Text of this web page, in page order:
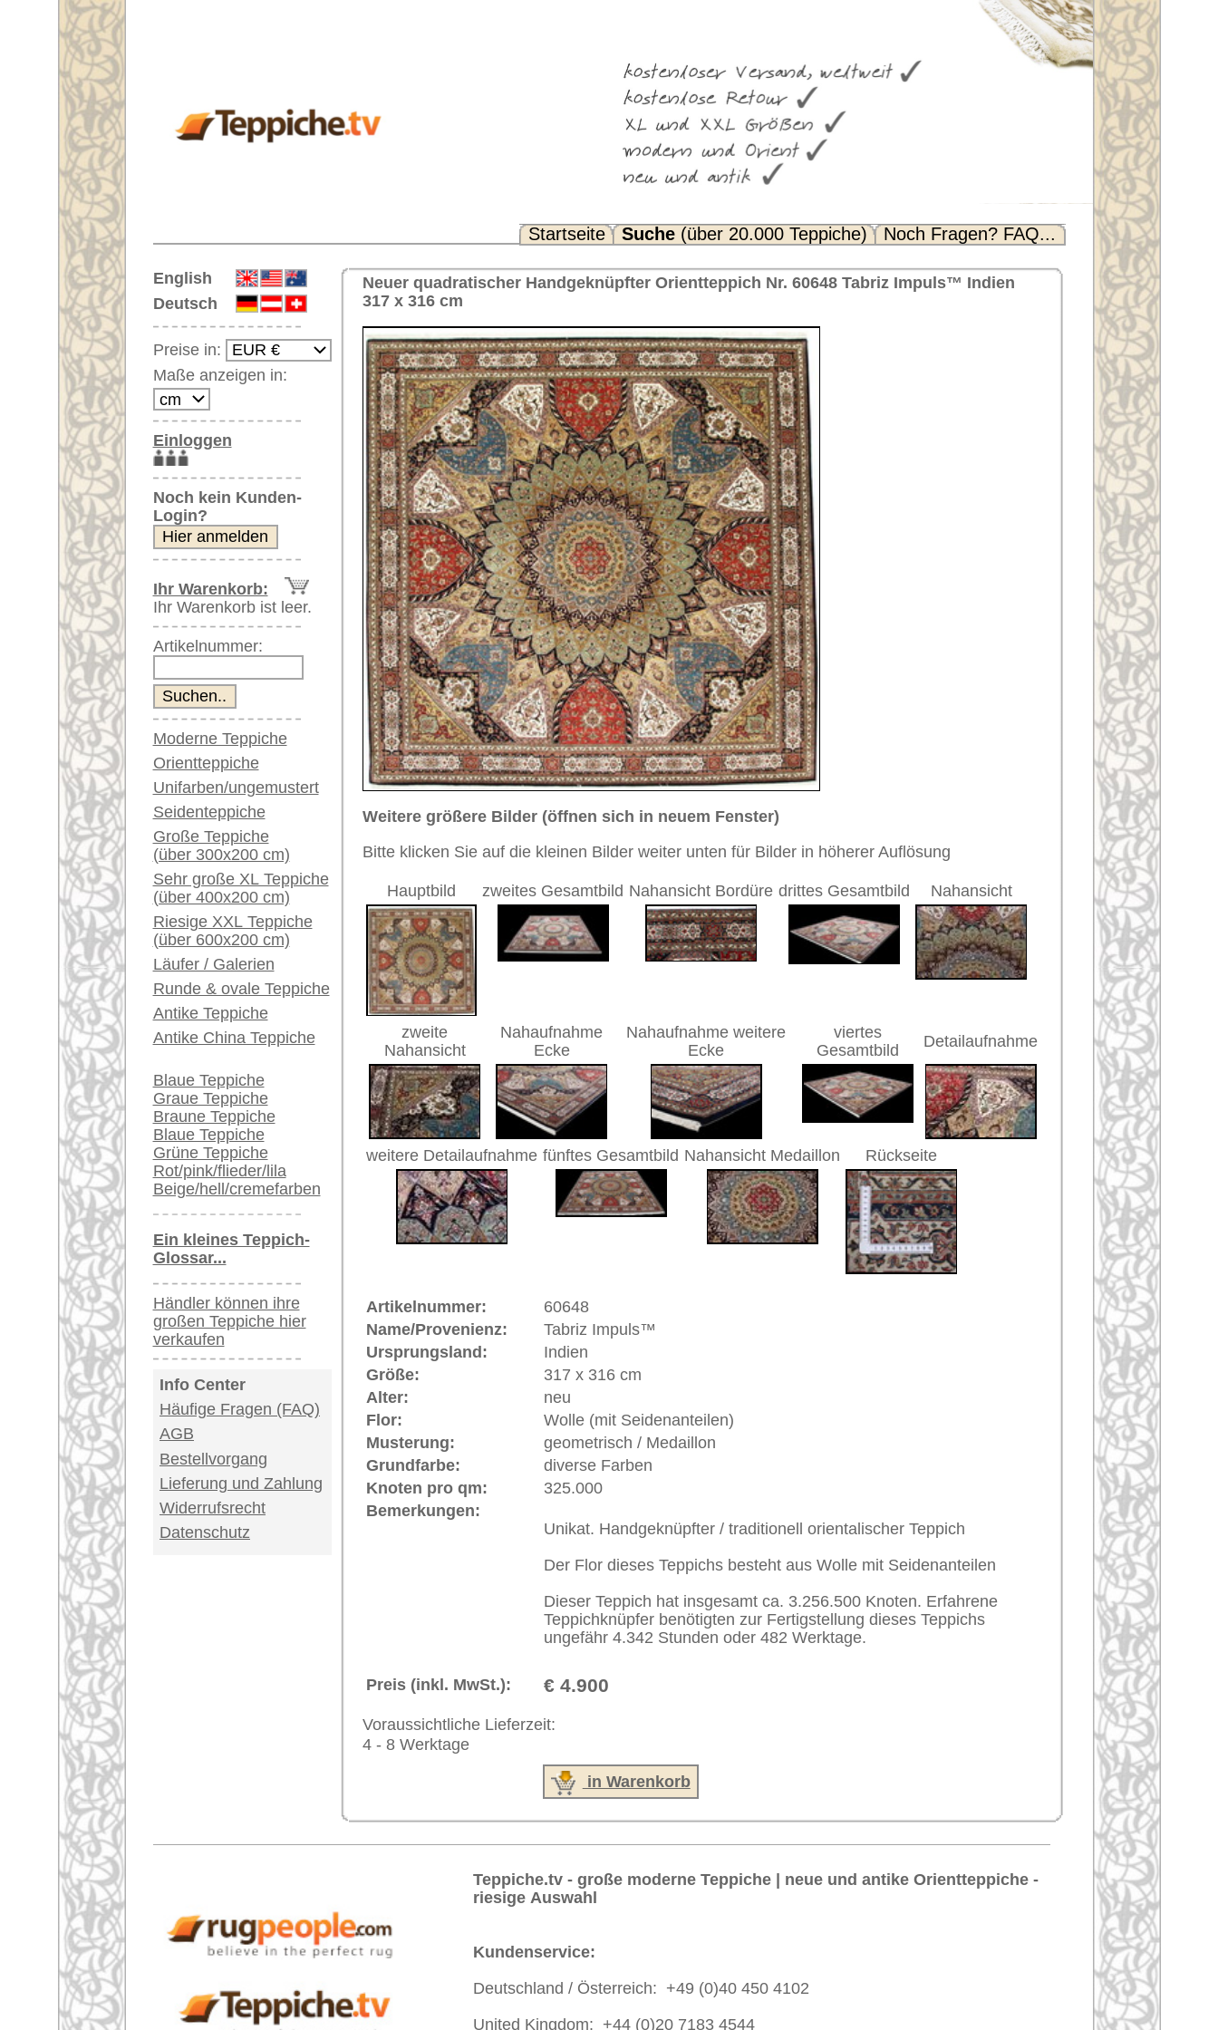
Noch Fragen? FAQ...
English
Deutsch
Preise in:
Maße anzeigen in:
Einloggen
Noch kein Kunden-
Login?
Ihr Warenkorb:
Ihr Warenkorb ist leer.
Artikelnummer:
Moderne Teppiche
Orientteppiche
Unifarben/ungemustert
Seidenteppiche
Große Teppiche
(über 300x200 cm)
Sehr große XL Teppiche
(über 400x200 cm)
Riesige XXL Teppiche
(über 600x200 cm)
Läufer / Galerien
Runde & ovale Teppiche
Antike Teppiche
Antike China Teppiche
Blaue Teppiche
Graue Teppiche
Braune Teppiche
Blaue Teppiche
Grüne Teppiche
Rot/pink/flieder/lila
Beige/hell/cremefarben
Ein kleines Teppich-
Glossar...
Händler können ihre
großen Teppiche hier
verkaufen
Info Center
Häufige Fragen (FAQ)
AGB
Bestellvorgang
Lieferung und Zahlung
Widerrufsrecht
Datenschutz
Weitere größere Bilder (öffnen sich in neuem Fenster)
Bitte klicken Sie auf die kleinen Bilder weiter unten für Bilder in höherer Auflösung
Hauptbild zweites Gesamtbild Nahansicht Bordüre drittes Gesamtbild Nahansicht
Nahaufnahme
Ecke
Nahaufnahme weitere
Ecke
viertes
Gesamtbild Detailaufnahme
weitere Detailaufnahme fünftes Gesamtbild Nahansicht Medaillon Rückseite
Artikelnummer:
Name/Provenienz:
Tabriz Impuls™
Ursprungsland:
Größe: 317 x 316 cm
Alter:
neu
Flor:
Wolle (mit Seidenanteilen)
Musterung: geometrisch / Medaillon
diverse Farben
Knoten pro qm:
325.000
Bemerkungen:
Unikat. Handgeknüpfter / traditionell orientalischer Teppich
Der Flor dieses Teppichs besteht aus Wolle mit Seidenanteilen
Dieser Teppich hat insgesamt ca. 3.256.500 Knoten. Erfahrene
Teppichknüpfer benötigten zur Fertigstellung dieses Teppichs
ungefähr 4.342 Stunden oder 482 Werktage.
Preis (inkl. MwSt.): € 4.900
Voraussichtliche Lieferzeit:
4 - 8 Werktage
in Warenkorb
Kundenservice:
Deutschland / Österreich: +49 (0)40 450 4102
United Kingdom: +44 (0)20 7183 4544
USA / Canada: +1 646-688-1335
Impressum| Kontakt Geschäftsbedingungen